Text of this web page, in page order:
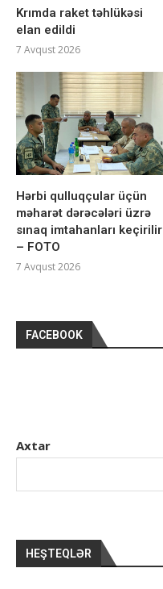
Krımda raket təhlükəsi
elan edildi
7 Avqust 2026
Hərbi qulluqçular üçün
məharət dərəcələri üzrə
sınaq imtahanları keçirilir
– FOTO
7 Avqust 2026
FACEBOOK
Axtar
HEŞTEQLƏR